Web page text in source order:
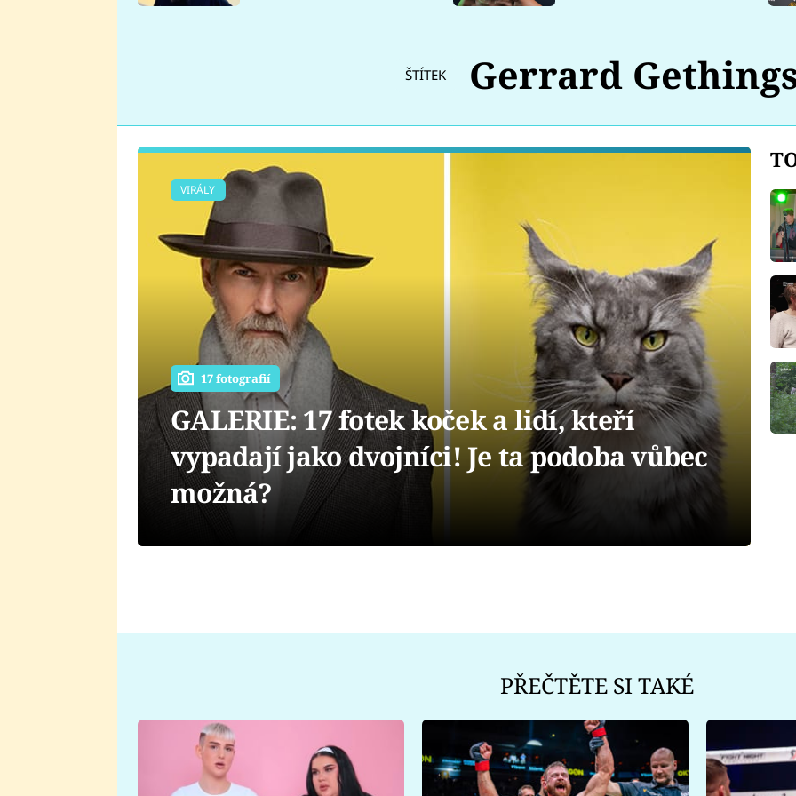
ŠTÍTEK Gerrard
VIRÁLY
17 fotografií
GALERIE: 17 fotek koček a lidí, kteří
vypadají jako dvojníci! Je ta podoba vůbec
možná?
PŘEČTĚTE SI TAKÉ